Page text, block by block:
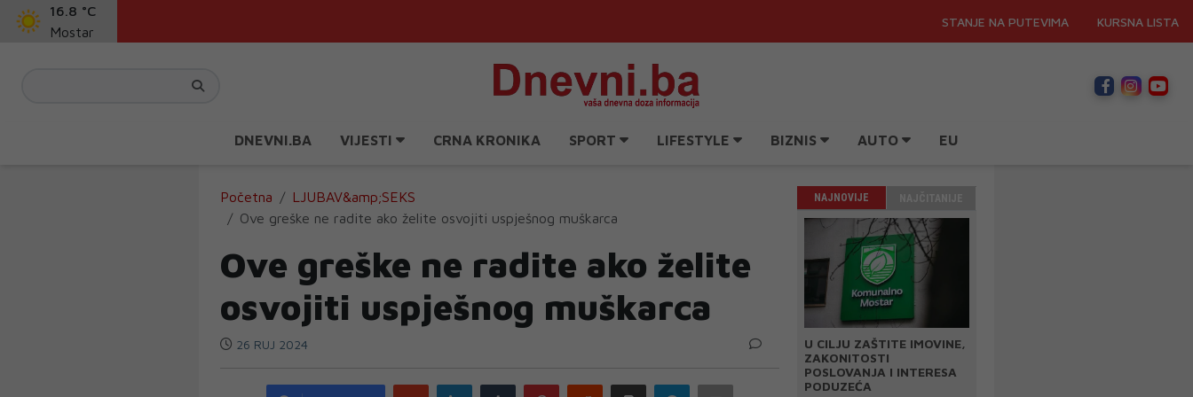
16.8 °C
Mostar
STANJE NA PUTEVIMA KURSNA LISTA
DNEVNI.BA VIJESTI CRNA KRONIKA SPORT LIFESTYLE BIZNIS AUTO EU
Početna
LJUBAV&amp;SEKS
Ove greške ne radite ako želite osvojiti uspješnog muškarca
Ove greške ne radite ako želite
osvojiti uspješnog muškarca
26 RUJ 2024
NAJNOVIJE
U CILJU ZAŠTITE IMOVINE,
ZAKONITOSTI
POSLOVANJA I INTERESA
PODUZEĆA